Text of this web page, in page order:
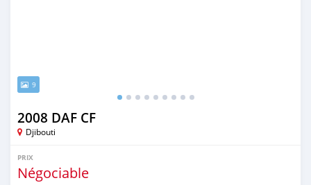
9
2008 DAF CF
Djibouti
PRIX
Négociable